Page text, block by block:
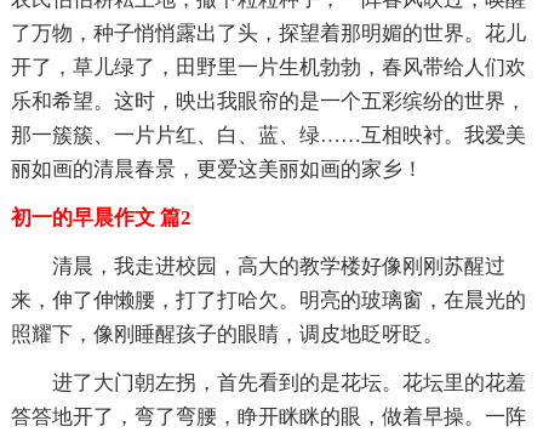
了万物，种子悄悄露出了头，探望着那明媚的世界。花儿
开了，草儿绿了，田野里一片生机勃勃，春风带给人们欢
乐和希望。这时，映出我眼帘的是一个五彩缤纷的世界，
那一簇簇、一片片红、白、蓝、绿……互相映衬。我爱美
丽如画的清晨春景，更爱这美丽如画的家乡！
初一的早晨作文 篇2
清晨，我走进校园，高大的教学楼好像刚刚苏醒过
来，伸了伸懒腰，打了打哈欠。明亮的玻璃窗，在晨光的
照耀下，像刚睡醒孩子的眼睛，调皮地眨呀眨。
进了大门朝左拐，首先看到的是花坛。花坛里的花羞
答答地开了，弯了弯腰，睁开眯眯的眼，做着早操。一阵